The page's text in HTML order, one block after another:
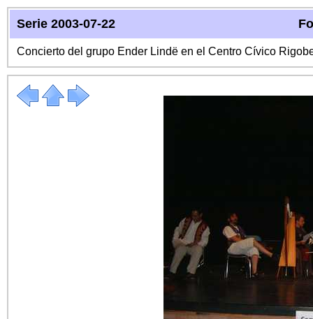
Serie 2003-07-22
Concierto del grupo Ender Lindë en el Centro Cívico